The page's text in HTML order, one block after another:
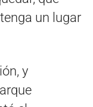
un lugar
y